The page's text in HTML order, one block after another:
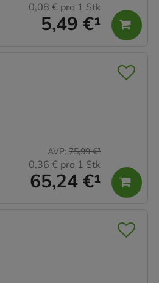
5,49 €¹
0,08 € pro 1 Stk
65,24 €¹
AVP: 75,99 €²
0,36 € pro 1 Stk